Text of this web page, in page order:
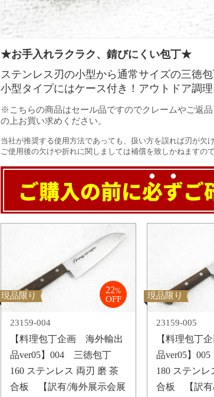
★お手入れラクラク、錆びにくい包丁★
ステンレス刃の小型から通常サイズの三徳包
小型タイプにはケース付き！アウトドア調理
※こちらの商品はセール品ですのでクレームやご返
の上お買い求めください。
当社が推奨する使用方法であっても、扱い方を誤れば刃が欠
ご使用後の欠けや折れに関しましては補償を致しかねますの
現品限り
22%
OFF
23159-004
【料理包丁企画 海外輸出
品ver05】004 三徳包丁
160 ステンレス 両刃 磨 茶
合板 【訳有/海外展示会展
現品限り
23159-005
【料理包丁
品ver05】
180 ステン
合板 【訳有